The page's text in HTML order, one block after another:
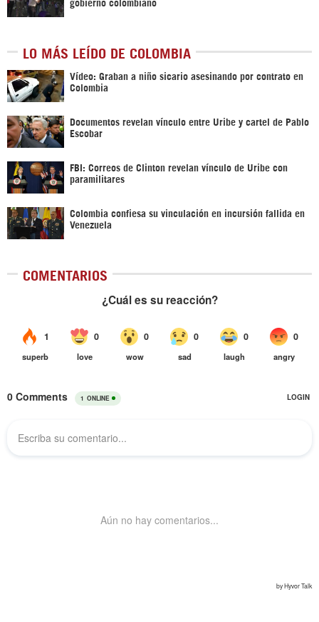
gobierno colombiano
LO MÁS LEÍDO DE COLOMBIA
Vídeo: Graban a niño sicario asesinando por contrato en
Colombia
Documentos revelan vínculo entre Uribe y cartel de Pablo
Escobar
FBI: Correos de Clinton revelan vínculo de Uribe con
paramilitares
Colombia confiesa su vinculación en incursión fallida en
Venezuela
COMENTARIOS